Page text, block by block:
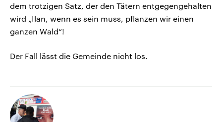
dem trotzigen Satz, der den Tätern entgegengehalten
wird „Ilan, wenn es sein muss, pflanzen wir einen
ganzen Wald“!
Der Fall lässt die Gemeinde nicht los.